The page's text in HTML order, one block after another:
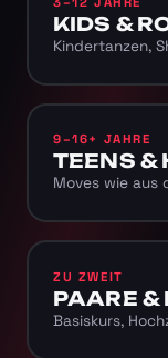
KIDS &
Kindertanzen,
9–16+ JAHRE
TEENS &
Moves wie aus
ZU ZWEIT
PAARE &
Basiskurs,